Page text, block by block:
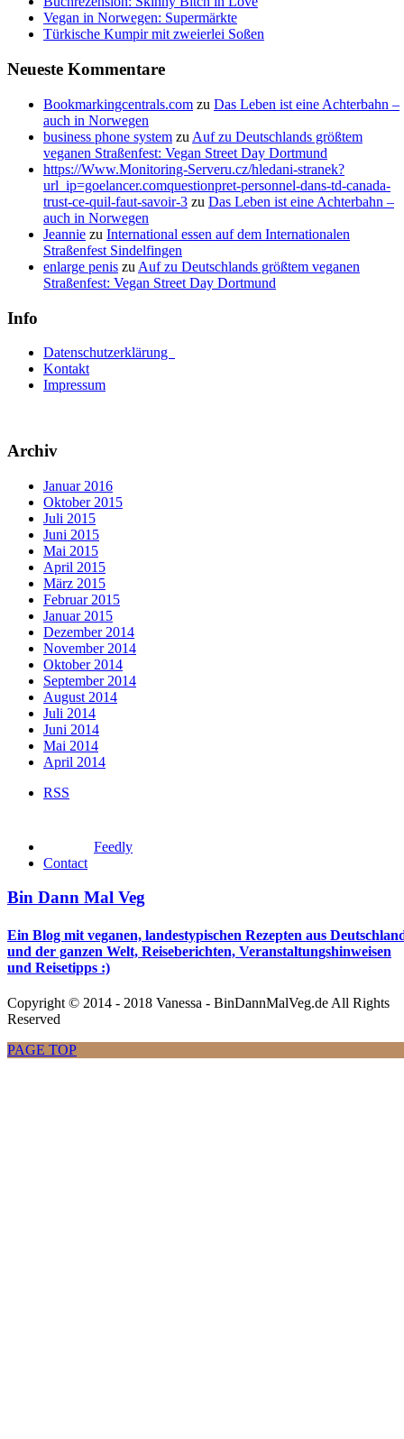
Vegan in Norwegen: Supermärkte
Türkische Kumpir mit zweierlei Soßen
Neueste Kommentare
Bookmarkingcentrals.com zu Das Leben ist eine Achterbahn –
auch in Norwegen
business phone system zu Auf zu Deutschlands größtem
veganen Straßenfest: Vegan Street Day Dortmund
https://Www.Monitoring-Serveru.cz/hledani-stranek?
url_ip=goelancer.comquestionpret-personnel-dans-td-canada-
trust-ce-quil-faut-savoir-3 zu Das Leben ist eine Achterbahn –
auch in Norwegen
Jeannie zu International essen auf dem Internationalen
Straßenfest Sindelfingen
enlarge penis zu Auf zu Deutschlands größtem veganen
Straßenfest: Vegan Street Day Dortmund
Info
Datenschutzerklärung
Kontakt
Impressum
Archiv
Januar 2016
Oktober 2015
Juli 2015
Juni 2015
Mai 2015
April 2015
März 2015
Februar 2015
Januar 2015
Dezember 2014
November 2014
Oktober 2014
September 2014
August 2014
Juli 2014
Juni 2014
Mai 2014
April 2014
RSS
Feedly
Contact
Bin Dann Mal Veg
Ein Blog mit veganen, landestypischen Rezepten aus
und der ganzen Welt, Reiseberichten, Veranstaltungshinweisen
und Reisetipps :)
Copyright © 2014 - 2018 Vanessa - BinDannMalVeg.de All Rights
Reserved
PAGE TOP